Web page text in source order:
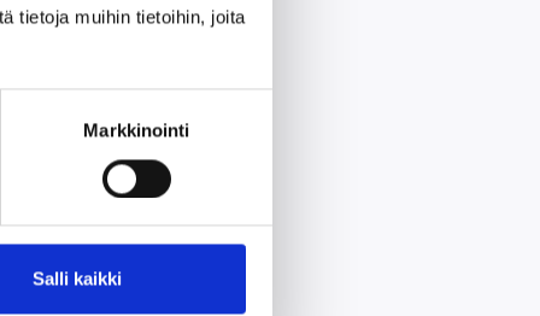
tietoja muihin tietoihin, joita
Markkinointi
Salli kaikki